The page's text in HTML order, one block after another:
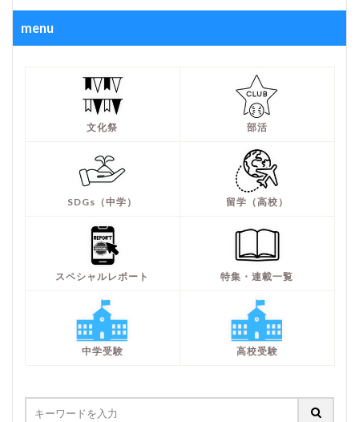
menu
文化祭 部活
SDGs（中学） 留学（高校）
スペシャルレポート 特集・連載一覧
中学受験 高校受験